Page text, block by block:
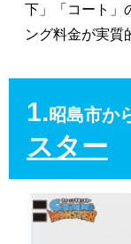
下」「コート」
ング料金が実質
1.昭島市か
スター